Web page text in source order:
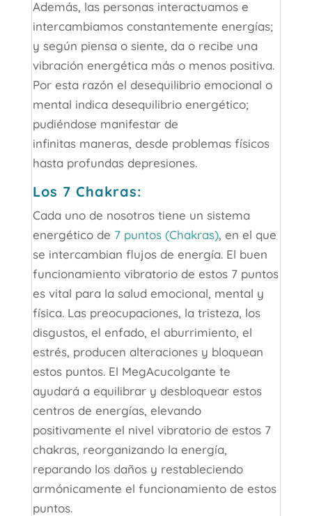
Además, las personas interactuamos e
intercambiamos constantemente energías;
y según piensa o siente, da o recibe una
vibración energética más o menos positiva.
Por esta razón el desequilibrio emocional o
mental indica desequilibrio energético;
pudiéndose manifestar de
infinitas maneras, desde problemas físicos
hasta profundas depresiones.
Los 7 Chakras:
Cada uno de nosotros tiene un sistema
energético de 7 puntos (Chakras), en el que
se intercambian flujos de energía. El buen
funcionamiento vibratorio de estos 7 puntos
es vital para la salud emocional, mental y
física. Las preocupaciones, la tristeza, los
disgustos, el enfado, el aburrimiento, el
estrés, producen alteraciones y bloquean
estos puntos. El MegAcucolgante te
ayudará a equilibrar y desbloquear estos
centros de energías, elevando
positivamente el nivel vibratorio de estos 7
chakras, reorganizando la energía,
reparando los daños y restableciendo
armónicamente el funcionamiento de estos
puntos.